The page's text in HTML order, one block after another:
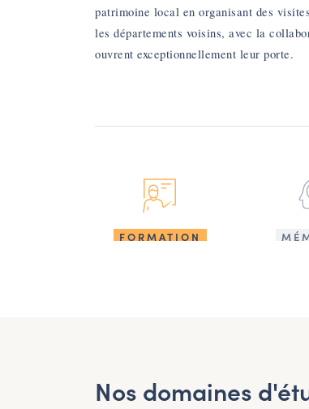
patrimoine local en organisant des
les départements voisins, avec la
ouvrent exceptionnellement leur porte.
FORMATION
Nos domaines